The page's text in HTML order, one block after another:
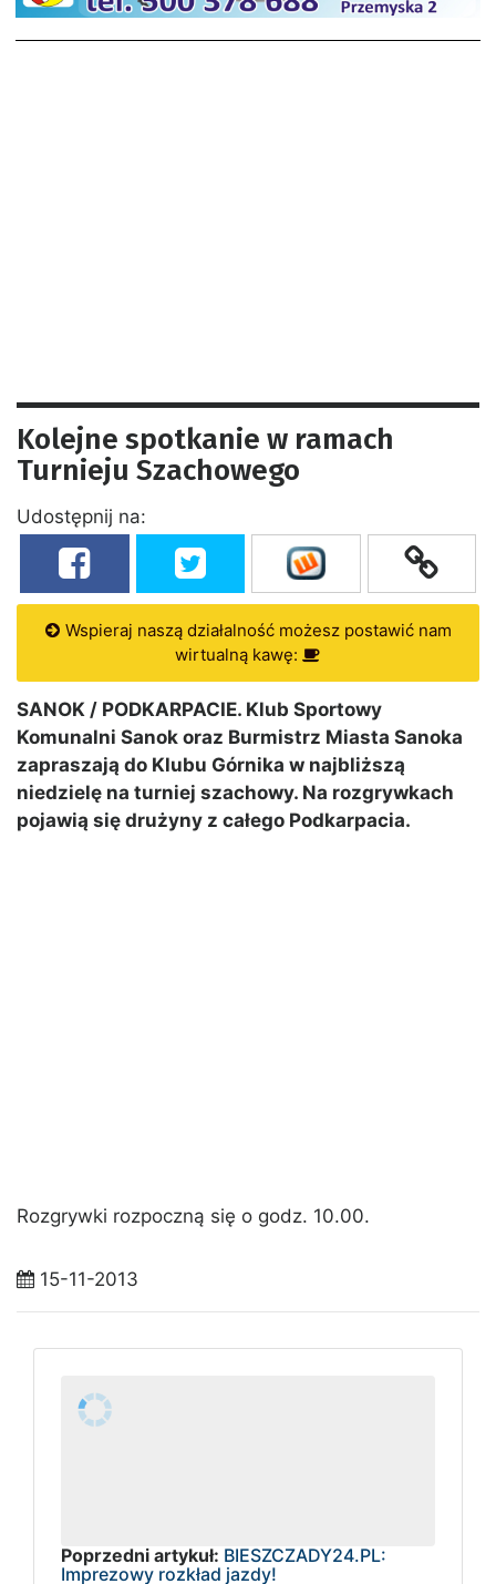
Kolejne spotkanie w ramach
Turnieju Szachowego
Udostępnij na:
Wspieraj naszą działalność możesz postawić nam
wirtualną kawę:
SANOK / PODKARPACIE. Klub Sportowy
Komunalni Sanok oraz Burmistrz Miasta Sanoka
zapraszają do Klubu Górnika w najbliższą
niedzielę na turniej szachowy. Na rozgrywkach
pojawią się drużyny z całego Podkarpacia.
Rozgrywki rozpoczną się o godz. 10.00.
15-11-2013
Poprzedni artykuł: BIESZCZADY24.PL:
Imprezowy rozkład jazdy!